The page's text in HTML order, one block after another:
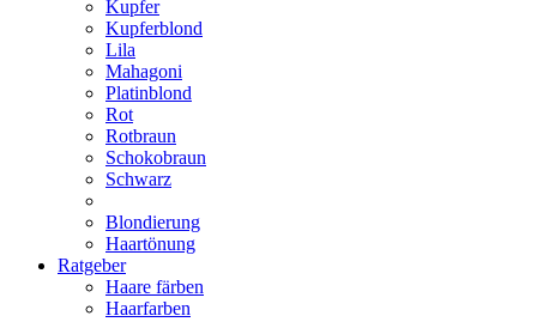
Kupfer
Kupferblond
Lila
Mahagoni
Platinblond
Rot
Rotbraun
Schokobraun
Schwarz
Blondierung
Haartönung
Ratgeber
Haare färben
Haarfarben